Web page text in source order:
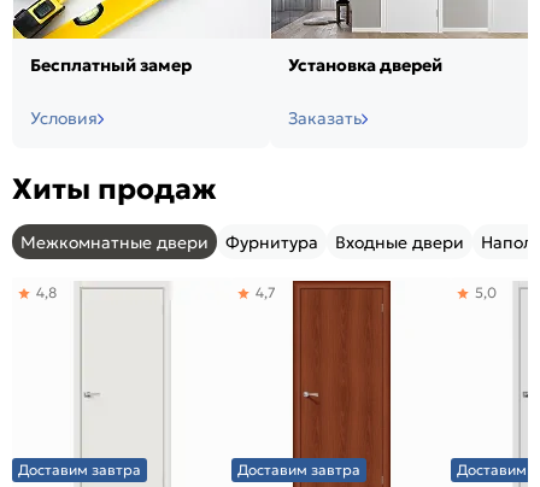
Бесплатный замер
Условия
Установка дверей
Заказать
Хиты продаж
Межкомнатные двери Фурнитура Входные двери
Доставим завтра
4,8
Доставим завтра
4,7
Доставим
5,0